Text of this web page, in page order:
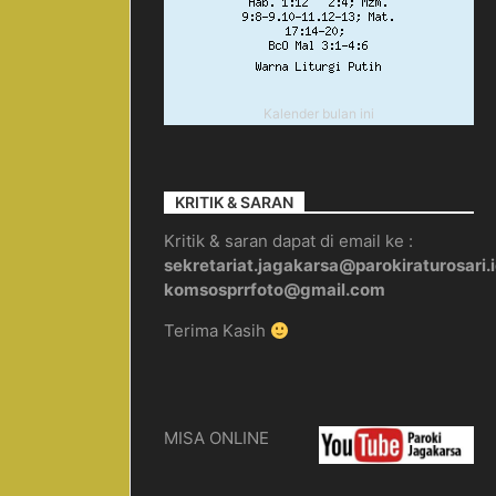
Kalender bulan ini
KRITIK & SARAN
Kritik & saran dapat di email ke :
komsosprrfoto@gmail.com
Terima Kasih
MISA ONLINE